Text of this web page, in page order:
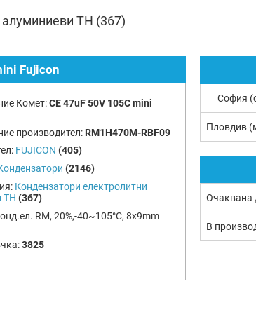
TH (367)
Fujicon
Комет:CE 47uF 50V 105C mini
производител: RM1H470M-RBF09
FUJICON (405)
(2146)
Кондензатори електролитни
TH (367)
RM, 20%,-40~105°C, 8x9mm
3825
София
Пловдив
Очаквана
В